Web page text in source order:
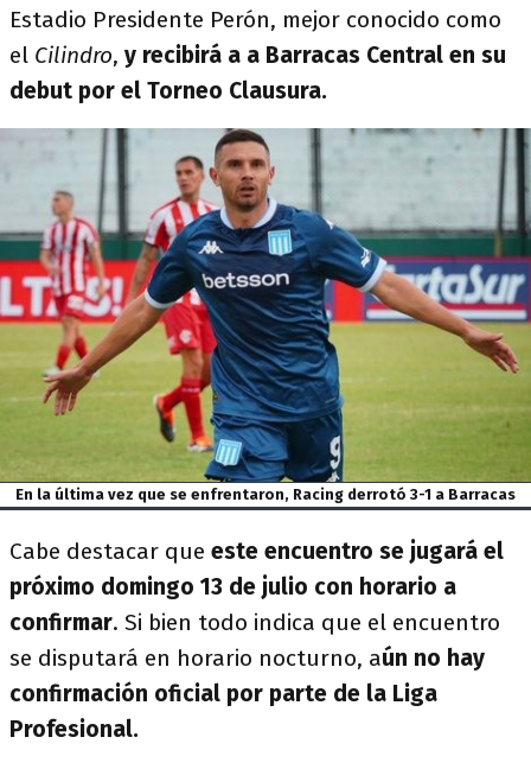
Estadio Presidente Perón, mejor conocido como
el Cilindro, y recibirá a a Barracas Central en su
debut por el Torneo Clausura.
En la última vez que se enfrentaron, Racing derrotó 3-1 a Barracas
Cabe destacar que este encuentro se jugará el
próximo domingo 13 de julio con horario a
confirmar. Si bien todo indica que el encuentro
se disputará en horario nocturno, aún no hay
confirmación oficial por parte de la Liga
Profesional.